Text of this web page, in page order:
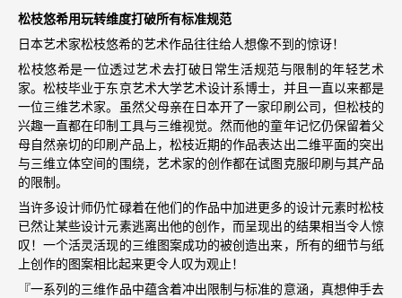
松枝悠希用玩转维度打破所有标准规范
日本艺术家松枝悠希的艺术作品往往给人想像不到的惊讶！
松枝悠希是一位透过艺术去打破日常生活规范与限制的年轻艺术
家。松枝毕业于东京艺术大学艺术设计系博士，并且一直以来都是
一位三维艺术家。虽然父母亲在日本开了一家印刷公司，但松枝的
兴趣一直都在印制工具与三维视觉。然而他的童年记忆仍保留着父
母自然亲切的印刷产品上，松枝近期的作品表达出二维平面的突出
与三维立体空间的围绕，艺术家的创作都在试图克服印刷与其产品
的限制。
当许多设计师仍忙碌着在他们的作品中加进更多的设计元素时松枝
已然让某些设计元素逃离出他的创作，而呈现出的结果相当令人惊
叹！一个活灵活现的三维图案成功的被创造出来，所有的细节与纸
上创作的图案相比起来更令人叹为观止！
『一系列的三维作品中蕴含着冲出限制与标准的意涵，真想伸手去